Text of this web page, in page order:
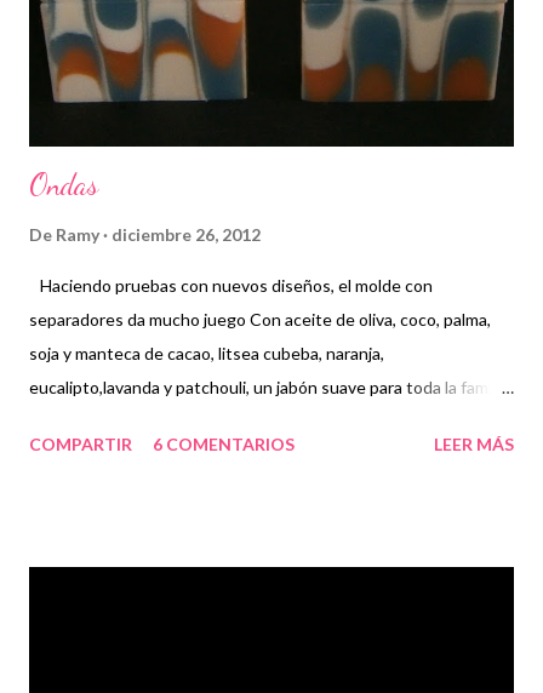
Ondas
De Ramy diciembre 26, 2012
Haciendo pruebas con nuevos diseños, el molde con
separadores da mucho juego Con aceite de oliva, coco, palma,
soja y manteca de cacao, litsea cubeba, naranja,
eucalipto,lavanda y patchouli, un jabón suave para toda la familia
COMPARTIR 6 COMENTARIOS LEER MÁS